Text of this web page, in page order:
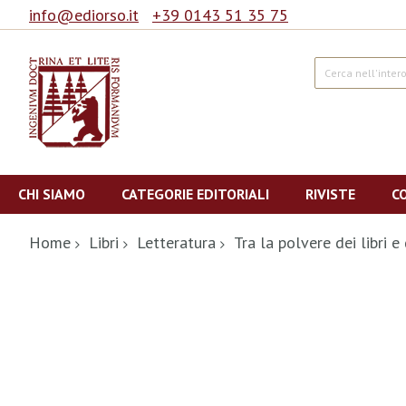
info@ediorso.it +39 0143 51 35 75
Cerca
al
contenuto
CHI SIAMO CATEGORIE EDITORIALI RIVISTE
Home Libri Letteratura Tra la polvere dei libri